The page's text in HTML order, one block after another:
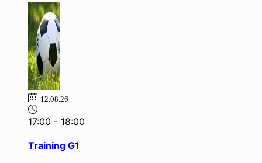
12.08.26
17:00 - 18:00
Training G1